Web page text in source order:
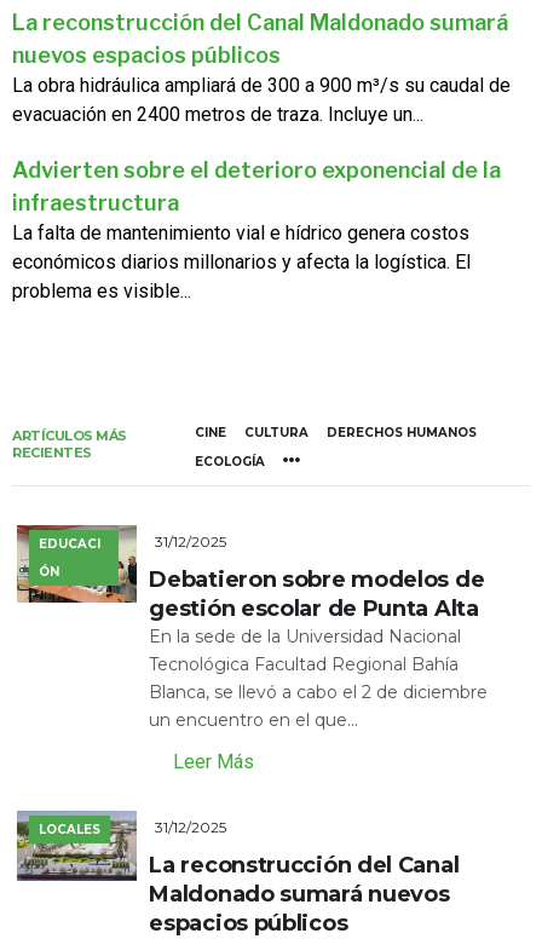
La reconstrucción del Canal Maldonado sumará
nuevos espacios públicos
La obra hidráulica ampliará de 300 a 900 m³/s su caudal de
evacuación en 2400 metros de traza. Incluye un...
Advierten sobre el deterioro exponencial de la
infraestructura
La falta de mantenimiento vial e hídrico genera costos
económicos diarios millonarios y afecta la logística. El
problema es visible...
ARTÍCULOS MÁS
RECIENTES
CINE CULTURA
DERECHOS HUMANOS
ECOLOGÍA
EDUCACI
ÓN
31/12/2025
Debatieron sobre modelos de
gestión escolar de Punta Alta
En la sede de la Universidad Nacional
Tecnológica Facultad Regional Bahía
Blanca, se llevó a cabo el 2 de diciembre
un encuentro en el que...
Leer Más
LOCALES 31/12/2025
La reconstrucción del Canal
Maldonado sumará nuevos
espacios públicos